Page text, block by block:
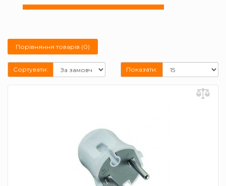
Порівняння товарів (0)
Сортувати: Показати: